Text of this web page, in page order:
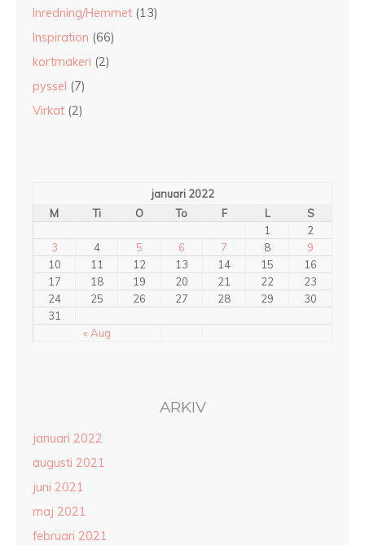
Inredning/Hemmet (13)
Inspiration (66)
kortmakeri (2)
pyssel (7)
Virkat (2)
januari 2022
M
Ti O To F L S
« Aug
1
2
3
4 5 6 7 8
9
10
11 12 13 14 15
16
17
18 19 20 21 22
23
24
25 26 27 28 29
30
31
ARKIV
januari 2022
augusti 2021
juni 2021
maj 2021
februari 2021